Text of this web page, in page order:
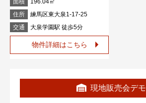
現地販売会デモ
住所
練馬区東大泉1-17-25
交通
大泉学園駅 徒歩5分
物件詳細はこちら